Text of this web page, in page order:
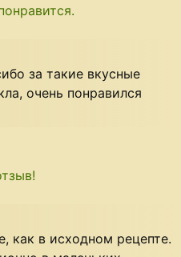
за такие вкусные
очень понравился
как в исходном рецепте.